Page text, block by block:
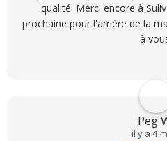
qualité. Merci encore à
prochaine pour l'arrière de la
à
Peg
il y a 4